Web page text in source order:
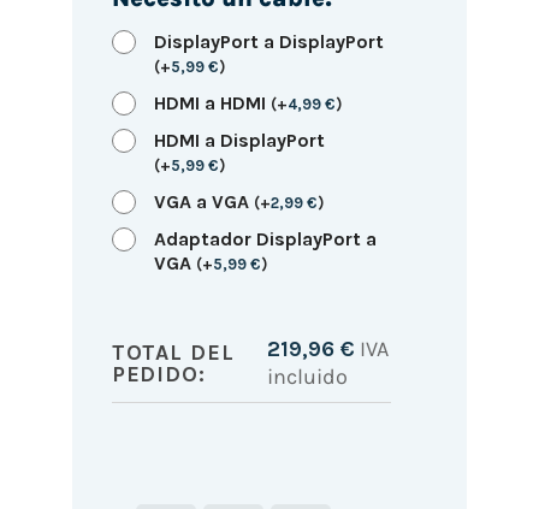
DisplayPort a DisplayPort
(+5,99 €)
HDMI a HDMI (+4,99 €)
HDMI a DisplayPort
(+5,99 €)
VGA a VGA (+2,99 €)
Adaptador DisplayPort a
VGA (+5,99 €)
TOTAL DEL
PEDIDO:
219,96 € IVA
incluido